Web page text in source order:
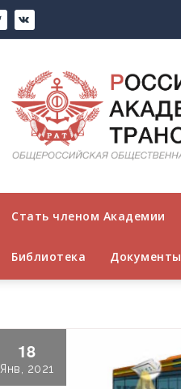
Стать членом Академии
Библиотека Документы
18
Янв, 2021